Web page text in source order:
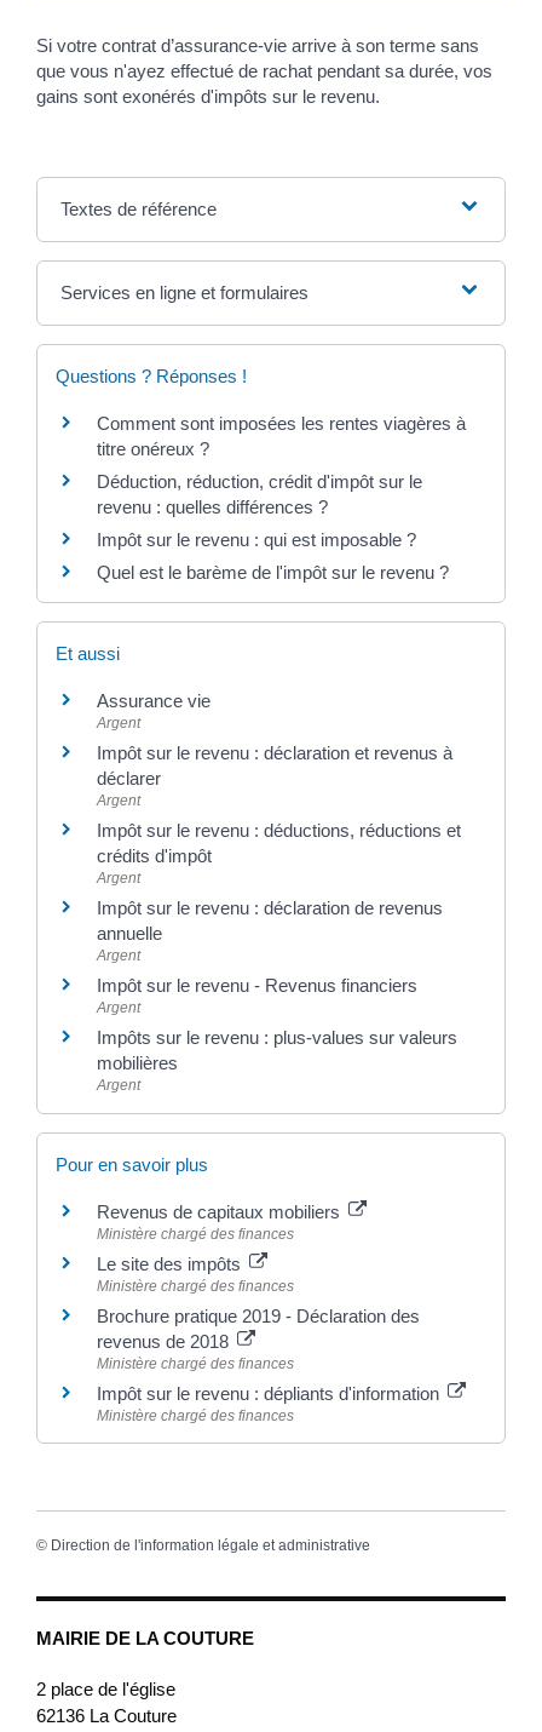
MAIRIE DE LA COUTURE
2 place de l'église
62136 La Couture
Si votre contrat d’assurance-vie arrive à son terme sans
que vous n'ayez effectué de rachat pendant sa durée, vos
gains sont exonérés d'impôts sur le revenu.
Textes de référence
Services en ligne et formulaires
Questions ? Réponses !
Comment sont imposées les rentes viagères à
titre onéreux ?
Déduction, réduction, crédit d'impôt sur le
revenu : quelles différences ?
Impôt sur le revenu : qui est imposable ?
Quel est le barème de l'impôt sur le revenu ?
Et aussi
Assurance vie
Argent
Impôt sur le revenu : déclaration et revenus à
déclarer
Argent
Impôt sur le revenu : déductions, réductions et
crédits d'impôt
Argent
Impôt sur le revenu : déclaration de revenus
annuelle
Argent
Impôt sur le revenu - Revenus financiers
Argent
Impôts sur le revenu : plus-values sur valeurs
mobilières
Argent
Pour en savoir plus
Revenus de capitaux mobiliers
Ministère chargé des finances
Le site des impôts
Ministère chargé des finances
Brochure pratique 2019 - Déclaration des
revenus de 2018
Ministère chargé des finances
Impôt sur le revenu : dépliants d'information
Ministère chargé des finances
© Direction de l'information légale et administrative